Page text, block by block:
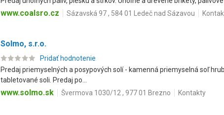
www.coalsro.cz Sázavská 97 , 584 01 Ledeč nad Sázavou
Solmo, s.r.o.
Pridať hodnotenie
Predaj priemyselných a posypových solí - kamenná priemyselná soľ
tabletované soli. Predaj po...
www.solmo.sk Švermova 1030/12 , 977 01 Brezno Kontakty